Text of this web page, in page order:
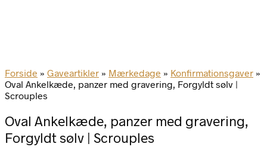
Forside » Gaveartikler » Mærkedage » Konfirmationsgaver »
Oval Ankelkæde, panzer med gravering, Forgyldt sølv |
Scrouples
Oval Ankelkæde, panzer med gravering,
Forgyldt sølv | Scrouples